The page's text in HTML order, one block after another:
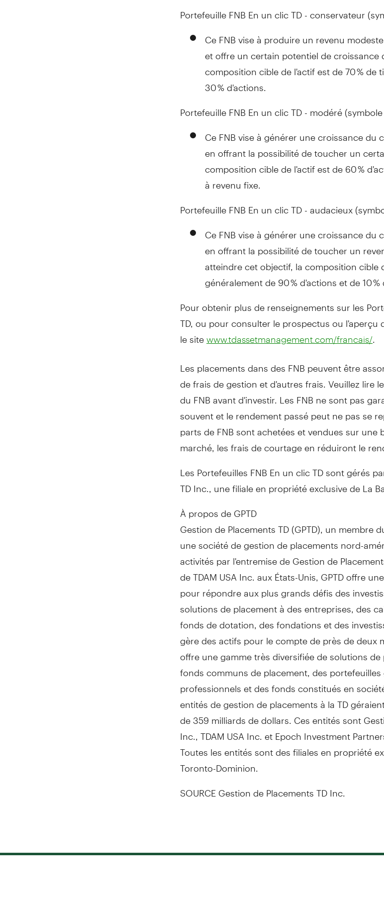
Portefeuille FNB En un clic TD - conservateur
Ce FNB vise à produire un revenu
et offre un certain potentiel de croissance
composition cible de l'actif est de 70 % de
30 % d'actions.
Portefeuille FNB En un clic TD - modéré
Ce FNB vise à générer une croissance
en offrant la possibilité de toucher un
composition cible de l'actif est de 60 %
à revenu fixe.
Portefeuille FNB En un clic TD - audacieux
Ce FNB vise à générer une croissance
en offrant la possibilité de toucher un
atteindre cet objectif, la composition cible
généralement de 90 % d'actions et de 10
Pour obtenir plus de renseignements sur les
TD, ou pour consulter le prospectus ou l'aperçu
le site www.tdassetmanagement.com/francais/
Les placements dans des FNB peuvent être
de frais de gestion et d'autres frais. Veuillez lire
du FNB avant d'investir. Les FNB ne sont pas
souvent et le rendement passé peut ne pas se
parts de FNB sont achetées et vendues sur une
marché, les frais de courtage en réduiront le
Les Portefeuilles FNB En un clic TD sont gérés
TD Inc., une filiale en propriété exclusive de La
À propos de GPTD
Gestion de Placements TD (GPTD), un membre
une société de gestion de placements nord-
activités par l'entremise de Gestion de
de TDAM USA Inc. aux États-Unis, GPTD offre
pour répondre aux plus grands défis des
solutions de placement à des entreprises, des
fonds de dotation, des fondations et des
gère des actifs pour le compte de près de deux
offre une gamme très diversifiée de solutions
fonds communs de placement, des
professionnels et des fonds constitués en
entités de gestion de placements à la TD
de 359 milliards de dollars. Ces entités sont
Inc., TDAM USA Inc. et Epoch Investment
Toutes les entités sont des filiales en propriété
Toronto-Dominion.
SOURCE Gestion de Placements TD Inc.